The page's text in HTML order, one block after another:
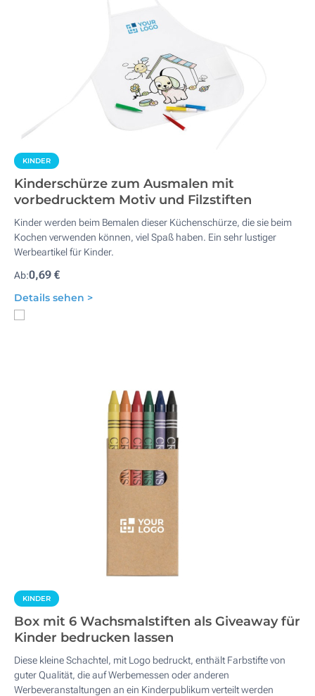
KINDER
Kinderschürze zum Ausmalen mit
vorbedrucktem Motiv und Filzstiften
Kinder werden beim Bemalen dieser Küchenschürze, die sie beim
Kochen verwenden können, viel Spaß haben. Ein sehr lustiger
Werbeartikel für Kinder.
Ab:0,69 €
Details sehen >
KINDER
Box mit 6 Wachsmalstiften als Giveaway für
Kinder bedrucken lassen
Diese kleine Schachtel, mit Logo bedruckt, enthält Farbstifte von
guter Qualität, die auf Werbemessen oder anderen
Werbeveranstaltungen an ein Kinderpublikum verteilt werden